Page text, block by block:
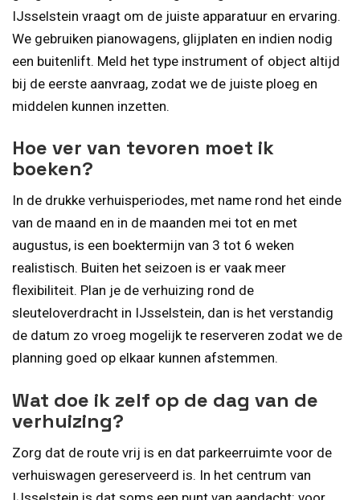
IJsselstein vraagt om de juiste apparatuur en ervaring.
We gebruiken pianowagens, glijplaten en indien nodig
een buitenlift. Meld het type instrument of object altijd
bij de eerste aanvraag, zodat we de juiste ploeg en
middelen kunnen inzetten.
Hoe ver van tevoren moet ik
boeken?
In de drukke verhuisperiodes, met name rond het einde
van de maand en in de maanden mei tot en met
augustus, is een boektermijn van 3 tot 6 weken
realistisch. Buiten het seizoen is er vaak meer
flexibiliteit. Plan je de verhuizing rond de
sleuteloverdracht in IJsselstein, dan is het verstandig
de datum zo vroeg mogelijk te reserveren zodat we de
planning goed op elkaar kunnen afstemmen.
Wat doe ik zelf op de dag van de
verhuizing?
Zorg dat de route vrij is en dat parkeerruimte voor de
verhuiswagen gereserveerd is. In het centrum van